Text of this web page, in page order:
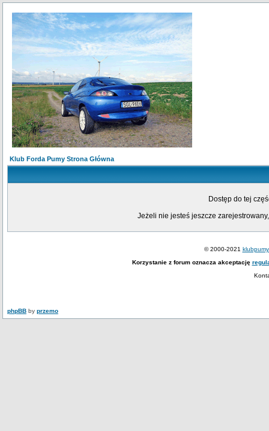
Klub Forda Pumy Strona Główna
Dostęp do tej
Jeżeli nie jesteś jeszcze
© 2000-2021
Korzystanie z forum oznacza akceptację
phpBB by przemo